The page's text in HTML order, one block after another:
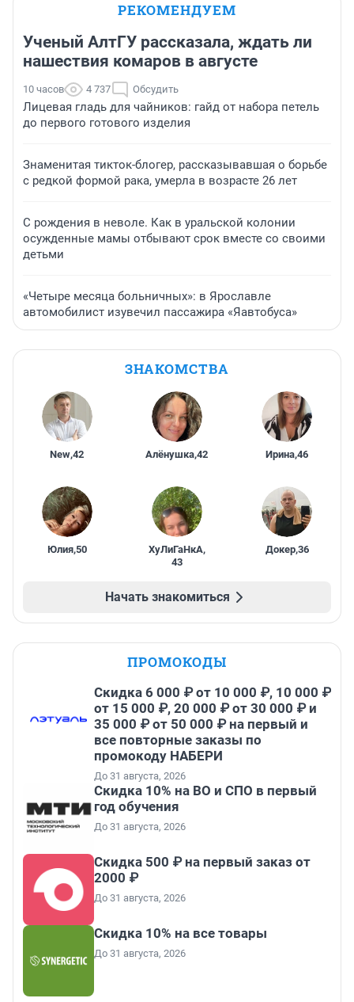
РЕКОМЕНДУЕМ
Ученый АлтГУ рассказала, ждать ли
нашествия комаров в августе
10 часов 4 737 Обсудить
Лицевая гладь для чайников: гайд от набора петель
до первого готового изделия
Знаменитая тикток-блогер, рассказывавшая о борьбе
с редкой формой рака, умерла в возрасте 26 лет
С рождения в неволе. Как в уральской колонии
осужденные мамы отбывают срок вместе со своими
детьми
«Четыре месяца больничных»: в Ярославле
автомобилист изувечил пассажира «Яавтобуса»
ЗНАКОМСТВА
New,42 Алёнушка,42 Ирина,46
Юлия,50 ХуЛиГаНкА,
43
Докер,36
Начать знакомиться
ПРОМОКОДЫ
Скидка 6 000 ₽ от 10 000 ₽, 10 000 ₽
от 15 000 ₽, 20 000 ₽ от 30 000 ₽ и
35 000 ₽ от 50 000 ₽ на первый и
все повторные заказы по
промокоду НАБЕРИ
До 31 августа, 2026
Скидка 10% на ВО и СПО в первый
год обучения
До 31 августа, 2026
Скидка 500 ₽ на первый заказ от
2000 ₽
До 31 августа, 2026
Скидка 10% на все товары
До 31 августа, 2026